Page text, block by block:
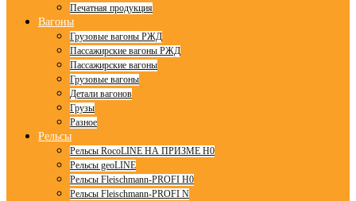
Печатная продукция
Вагоны
Грузовые вагоны РЖД
Пассажирские вагоны РЖД
Пассажирские вагоны
Грузовые вагоны
Детали вагонов
Грузы
Разное
Рельсы
Рельсы RocoLINE НА ПРИЗМЕ H0
Рельсы geoLINE
Рельсы Fleischmann-PROFI H0
Рельсы Fleischmann-PROFI N